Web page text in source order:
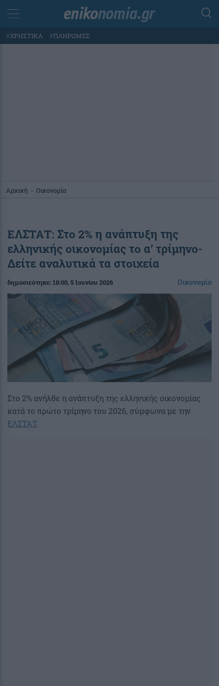
#ΧΡΗΣΤΙΚΑ #ΠΛΗΡΩΜΕΣ
Αρχική - Οικονομία
ΕΛΣΤΑΤ: Στο 2% η ανάπτυξη της
ελληνικής οικονομίας το α’ τρίμηνο-
Δείτε αναλυτικά τα στοιχεία
δημοσιεύτηκε:18:00, 5 Ιουνίου 2026 Οικονομία
Στο 2% ανήλθε η ανάπτυξη της ελληνικής οικονομίας
κατά το πρώτο τρίμηνο του 2026, σύμφωνα με την
ΕΛΣΤΑΤ.